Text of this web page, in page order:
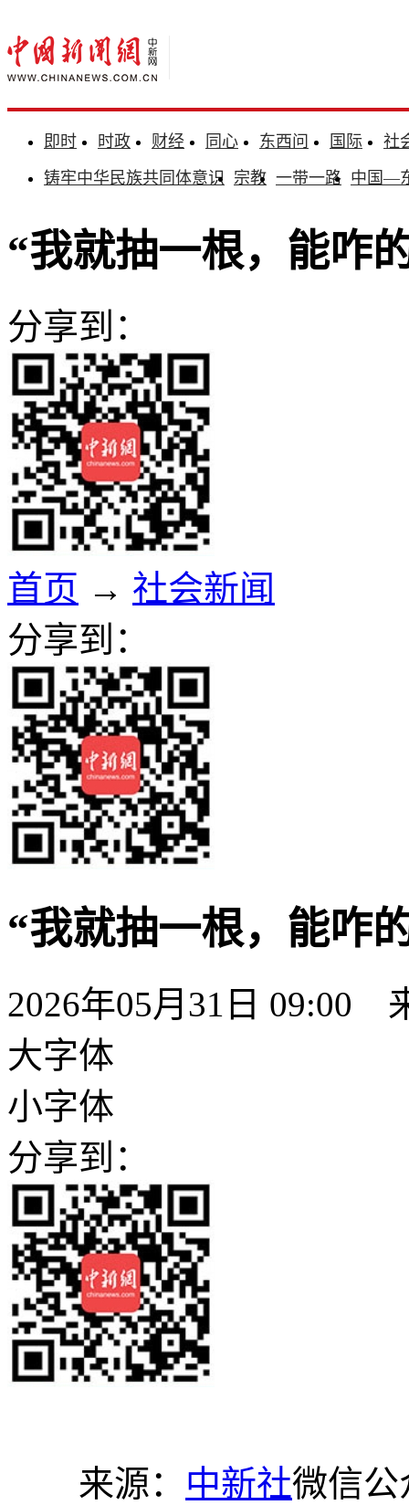
即时 时政 财经 同心 东西问 国际
社
铸牢中华民族共同体意识 宗教 一带一路 中国—
“我就抽一根，能咋
分享到：
首页 → 社会新闻
分享到：
“我就抽一根，能咋
2026年05月31日 09:00
大字体
小字体
分享到：
来源： 中新社微信公